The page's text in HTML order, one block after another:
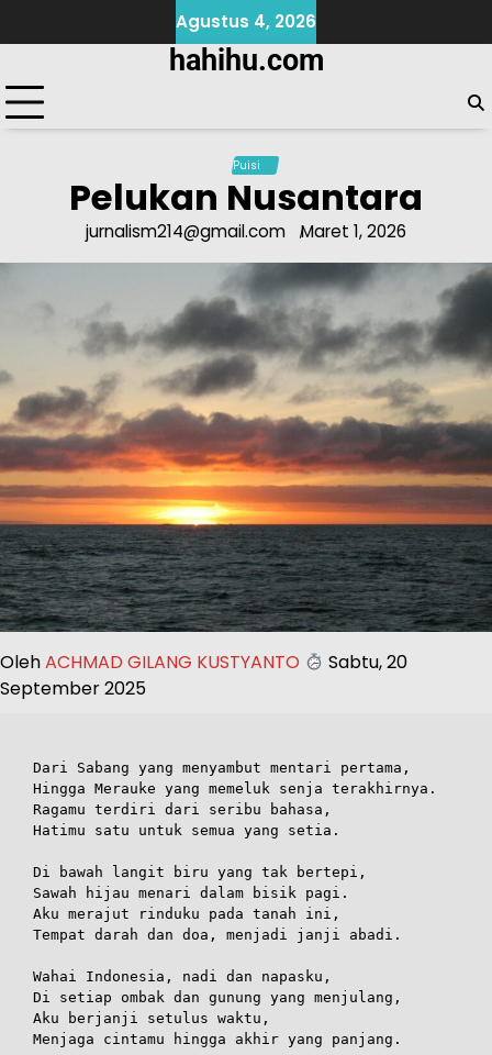
to
Agustus 4, 2026
hahihu.com
Puisi
Pelukan Nusantara
jurnalism214@gmail.com Maret 1, 2026
OlehACHMAD GILANG KUSTYANTO
Sabtu, 20
September 2025
Dari Sabang yang menyambut mentari pertama,
Hingga Merauke yang memeluk senja terakhirnya.
Ragamu terdiri dari seribu bahasa,
Hatimu satu untuk semua yang setia.
Di bawah langit biru yang tak bertepi,
Sawah hijau menari dalam bisik pagi.
Aku merajut rinduku pada tanah ini,
Tempat darah dan doa, menjadi janji abadi.
Wahai Indonesia, nadi dan napasku,
Di setiap ombak dan gunung yang menjulang,
Aku berjanji setulus waktu,
Menjaga cintamu hingga akhir yang panjang.